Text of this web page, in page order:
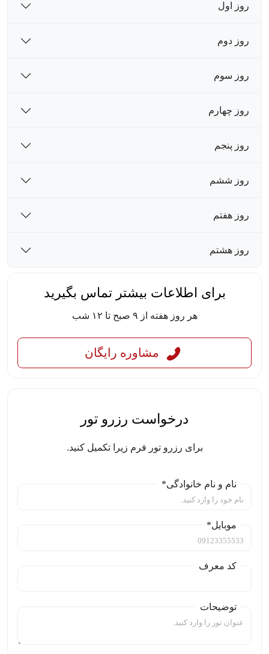
روز اول
روز دوم
روز سوم
روز چهارم
روز پنجم
روز ششم
روز هفتم
روز هشتم
برای اطلاعات بیشتر تماس بگیرید
هر روز هفته از ۹ صبح تا ۱۲ شب
مشاوره رایگان
درخواست رزرو تور
برای رزرو تور فرم زیرا تکمیل کنید.
نام و نام خانوادگی*
موبایل*
کد معرف
توضیحات